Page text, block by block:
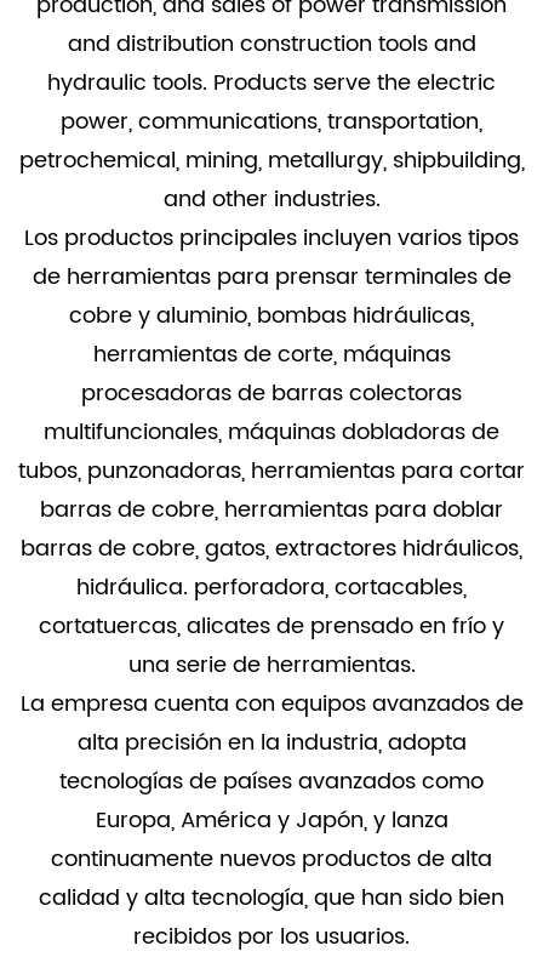
and distribution construction tools and
hydraulic tools. Products serve the electric
power, communications, transportation,
petrochemical, mining, metallurgy, shipbuilding,
and other industries.
Los productos principales incluyen varios tipos
de herramientas para prensar terminales de
cobre y aluminio, bombas hidráulicas,
herramientas de corte, máquinas
procesadoras de barras colectoras
multifuncionales, máquinas dobladoras de
tubos, punzonadoras, herramientas para cortar
barras de cobre, herramientas para doblar
barras de cobre, gatos, extractores hidráulicos,
hidráulica. perforadora, cortacables,
cortatuercas, alicates de prensado en frío y
una serie de herramientas.
La empresa cuenta con equipos avanzados de
alta precisión en la industria, adopta
tecnologías de países avanzados como
Europa, América y Japón, y lanza
continuamente nuevos productos de alta
calidad y alta tecnología, que han sido bien
recibidos por los usuarios.